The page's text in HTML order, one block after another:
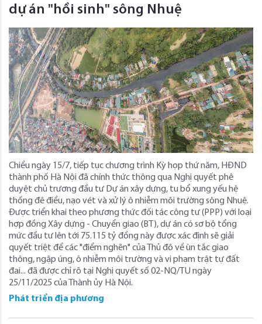
dự án "hồi sinh" sông Nhuệ
Chiều ngày 15/7, tiếp tục chương trình Kỳ họp thứ năm, HĐND
thành phố Hà Nội đã chính thức thông qua Nghị quyết phê
duyệt chủ trương đầu tư Dự án xây dựng, tu bổ xung yếu hệ
thống đê điều, nạo vét và xử lý ô nhiễm môi trường sông Nhuệ.
Được triển khai theo phương thức đối tác công tư (PPP) với loại
hợp đồng Xây dựng - Chuyển giao (BT), dự án có sơ bộ tổng
mức đầu tư lên tới 75.115 tỷ đồng này được xác định sẽ giải
quyết triệt để các "điểm nghẽn" của Thủ đô về ùn tắc giao
thông, ngập úng, ô nhiễm môi trường và vi phạm trật tự đất
đai... đã được chỉ rõ tại Nghị quyết số 02-NQ/TU ngày
25/11/2025 của Thành ủy Hà Nội.
Phát triển địa phương